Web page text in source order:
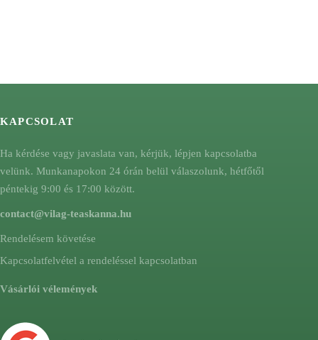
KAPCSOLAT
Ha kérdése vagy javaslata van, kérjük, lépjen kapcsolatba
velünk. Munkanapokon 24 órán belül válaszolunk, hétfőtől
péntekig 9:00 és 17:00 között.
contact@vilag-teaskanna.hu
Rendelésem követése
Kapcsolatfelvétel a rendeléssel kapcsolatban
Vásárlói vélemények